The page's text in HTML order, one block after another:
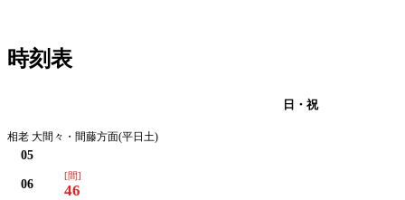
時刻表
日・祝
相老 大間々・間藤方面(平日土)
05
06
[間]
46